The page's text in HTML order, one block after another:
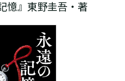
憶』東野圭吾・著